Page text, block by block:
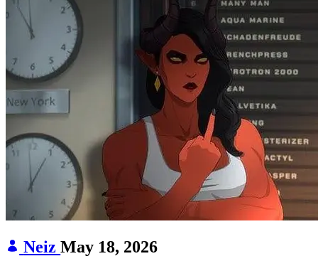
NeizMay 18, 2026